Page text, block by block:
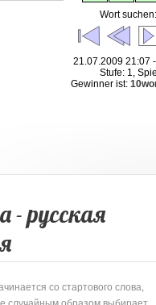
Wort suchen:
21.07.2009 21:07
Stufe: 1,
Gewinner ist:
- русская
со стартового слова,
случайным образом выбирает